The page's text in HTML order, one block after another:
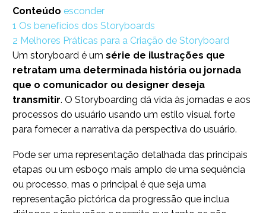
Conteúdo esconder
1 Os benefícios dos Storyboards
2 Melhores Práticas para a Criação de Storyboard
Um storyboard é um série de ilustrações que
retratam uma determinada história ou jornada
que o comunicador ou designer deseja
transmitir. O Storyboarding dá vida às jornadas e aos
processos do usuário usando um estilo visual forte
para fornecer a narrativa da perspectiva do usuário.
Pode ser uma representação detalhada das principais
etapas ou um esboço mais amplo de uma sequência
ou processo, mas o principal é que seja uma
representação pictórica da progressão que inclua